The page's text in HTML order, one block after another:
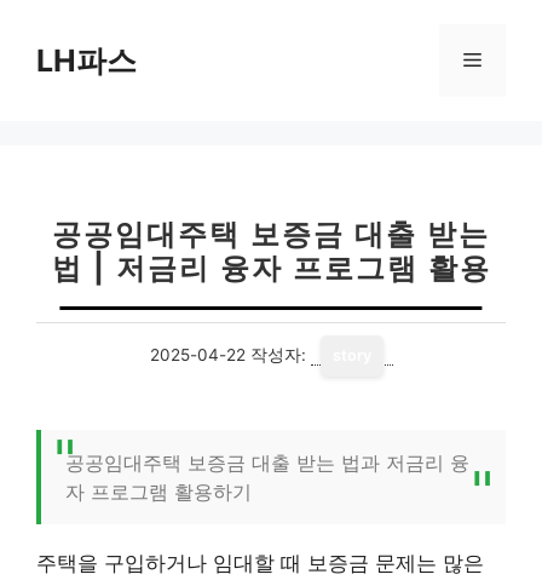
LH파스 메
공공임대주택 보증금 대출 받는
법 | 저금리 융자 프로그램 활용
2025-04-22 작성자:
공공임대주택 보증금 대출 받는 법과 저금리 융
자 프로그램 활용하기
주택을 구입하거나 임대할 때 보증금 문제는 많은